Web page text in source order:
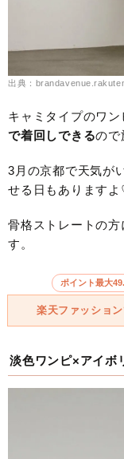
出典：
キャミタイプのワン
で着回しできるので
3月の京都で天気が
せる日もあります
骨格ストレートの
す。
ポイント最大
楽天ファッショ
淡色ワンピ×アイボ